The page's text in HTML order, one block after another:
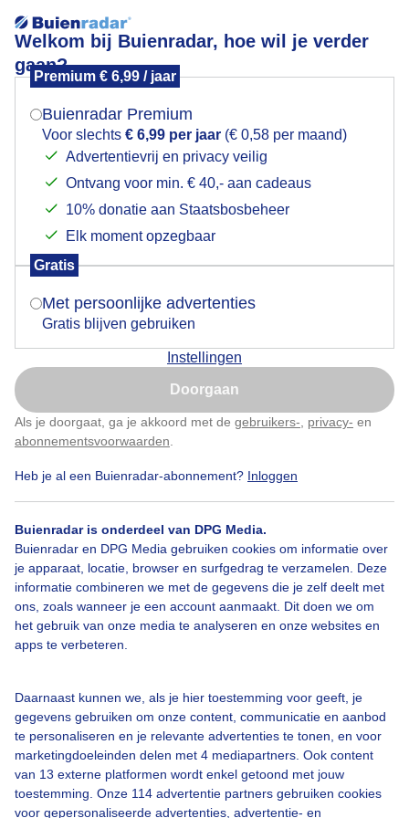
Welkom bij Buienradar, hoe wil je verder
gaan?
Premium € 6,99 / jaar
Buienradar Premium
Voor slechts € 6,99 per jaar (€ 0,58 per maand)
Advertentievrij en privacy veilig
Ontvang voor min. € 40,- aan cadeaus
10% donatie aan Staatsbosbeheer
Elk moment opzegbaar
Gratis
Met persoonlijke advertenties
Gratis blijven gebruiken
Instellingen
Doorgaan
Als je doorgaat, ga je akkoord met de gebruikers- privacy- en
abonnementsvoorwaarden
Heb je al een Buienradar-abonnement? Inloggen
Buienradar is onderdeel van DPG Media.
Buienradar en DPG Media gebruiken cookies om informatie over
je apparaat, locatie, browser en surfgedrag te verzamelen. Deze
informatie combineren we met de gegevens die je zelf deelt met
ons, zoals wanneer je een account aanmaakt. Dit doen we om
het gebruik van onze media te analyseren en onze websites en
apps te verbeteren.
Daarnaast kunnen we, als je hier toestemming voor geeft, je
gegevens gebruiken om onze content, communicatie en aanbod
te personaliseren en je relevante advertenties te tonen, en voor
marketingdoeleinden delen met 4 mediapartners. Ook content
van 13 externe platformen wordt enkel getoond met jouw
toestemming. Onze 114 advertentie partners gebruiken cookies
voor gepersonaliseerde advertenties, advertentie- en
Een moment geduld aub...
Een moment geduld aub...
Bedrijfsgegevens
Veelgestelde vragen
Contact
Adverteren
Buienradar Team
Privacy beleid
Cookie beleid
Mogen we je locatie gebruiken voor het
Indien je hier nog geen akkoord op hebt gegeven,
verschijnt er zo een pop-up uit je browser waarin
Is goed, toon de popup
Nu niet, misschien later
Klik hierom dit aan te passen